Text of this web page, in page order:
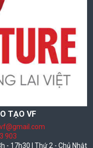
TẠO VF
903
- 17h30 | Thứ 2 - Chủ Nhật